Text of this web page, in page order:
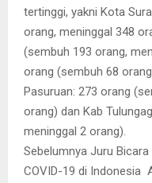
tertinggi, yakni Kota
orang, meninggal 348
(sembuh 193 orang,
orang (sembuh 68
Pasuruan: 273 orang
orang) dan Kab
meninggal 2 orang).
Sebelumnya Juru
COVID-19 di Indonesia